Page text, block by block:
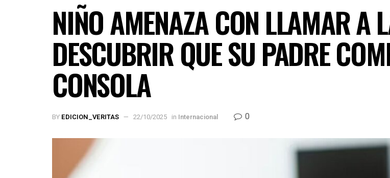
NIÑO AMENAZA CON LLAMAR A
DESCUBRIR QUE SU PADRE
CONSOLA
BY EDICION_VERITAS 22/10/2025 in Internacional 0